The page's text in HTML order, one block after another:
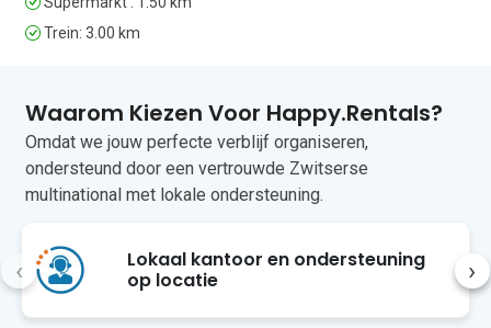
schilderachtige Plage des Ondes, Port
zoals Eden-Roc en Baba zijn ook
gemakkelijk te bereiken. Winkels, cafés
en lokale restaurants zijn in de buurt te
vinden, terwijl het bruisende centrum
van Antibes op slechts een klein eindje
restaurants aan het water en culturele
bezienswaardigheden. De luchthaven
Nice Côte d’Azur ligt op ongeveer 35
minuten rijden van de accommodatie.
Trein: 3.00 km
Waarom Kiezen Voor Happy.Rentals?
Omdat we jouw perfecte verblijf organiseren,
ondersteund door een vertrouwde Zwitserse
multinational met lokale ondersteuning.
Lokaal kantoor en ondersteuning
op locatie
‹ ›